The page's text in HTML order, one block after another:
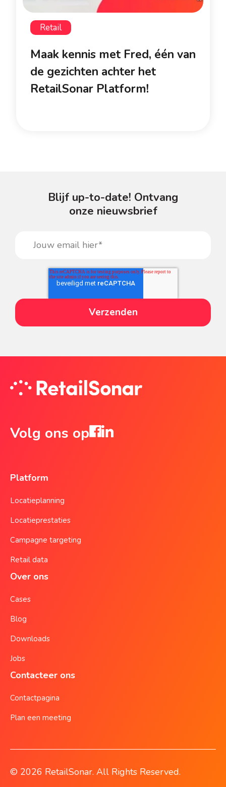
Retail
Maak kennis met Fred, één van
de gezichten achter het
RetailSonar Platform!
Blijf up-to-date! Ontvang
onze nieuwsbrief
Volg ons op
Platform
Locatieplanning
Locatieprestaties
Campagne targeting
Retail data
Over ons
Cases
Blog
Downloads
Jobs
Contacteer ons
Contactpagina
Plan een meeting
© 2026 RetailSonar. All Rights Reserved.